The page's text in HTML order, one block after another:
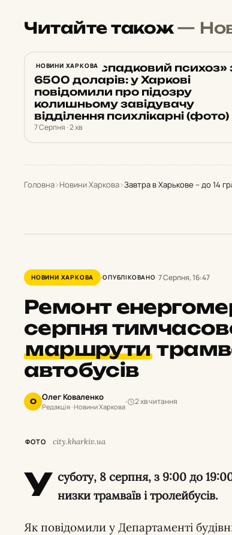
Читайте також—
НОВИНИ ХАРКОВА
Вигадав «спадковий психоз»
6500 доларів: у Харкові
повідомили про підозру
колишньому завідувачу
відділення психлікарні (фото)
7 Серпня · 2 хв
Головна›Новини Харкова›Завтра в Харькове – до 14
НОВИНИ ХАРКОВА ОПУБЛІКОВАНО 7 Серпня, 16:47
Ремонт
серпня
маршрути
автобусів
О Олег Коваленко
Редакція · Новини Харкова
2 хв читання
ФОТО city.kharkiv.ua
У суботу, 8 серпня, з 9:00 до 19:
низки трамваїв і тролейбусів.
Як повідомили у Департаменті